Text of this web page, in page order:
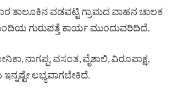
ತಾಲೂಕಿನ ವಡವಟ್ಟಿ ಗ್ರಾಮದ ವಾಹನ ಚಾಲಕ
ಮಂದಿಯ ಗುರುಪತ್ತೆ ಕಾರ್ಯ ಮುಂದುವರಿದಿದೆ.
ನಾಗಪ್ಪ, ವಸಂತ, ವೈಶಾಲಿ, ವಿರೂಪಾಕ್ಷ,
ಲಭ್ಯವಾಗಬೇಕಿದೆ.